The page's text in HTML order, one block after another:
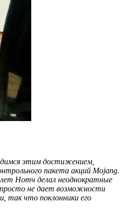
этим достижением,
пакета акций Mojang.
лет Нотч делал неоднократные
не дает возможности
так что поклонники его